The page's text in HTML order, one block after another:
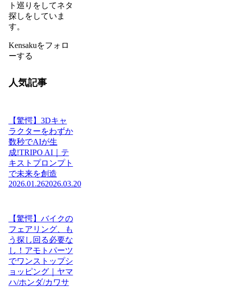
ト巡りをしてネタ
探しをしていま
す。
Kensakuをフォロ
ーする
人気記事
【驚愕】3Dキャ
ラクターをわずか
数秒でAIが生
成!TRIPO AI｜テ
キストプロンプト
で未来を創造
2026.01.262026.03.20
【驚愕】バイクの
フェアリング、も
う探し回る必要な
し！アモトパーツ
でワンストップシ
ョッピング｜ヤマ
ハ/ホンダ/カワサ